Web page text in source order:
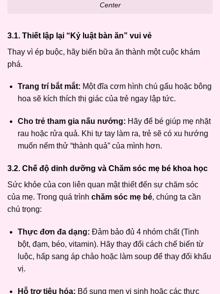
Center
3.1. Thiết lập lại “Kỷ luật bàn ăn” vui vẻ
Thay vì ép buộc, hãy biến bữa ăn thành một cuộc khám
phá.
Trang trí bắt mắt: Một đĩa cơm hình chú gấu hoặc bông
hoa sẽ kích thích thị giác của trẻ ngay lập tức.
Cho trẻ tham gia nấu nướng: Hãy để bé giúp mẹ nhặt
rau hoặc rửa quả. Khi tự tay làm ra, trẻ sẽ có xu hướng
muốn nếm thử “thành quả” của mình hơn.
3.2. Chế độ dinh dưỡng và Chăm sóc mẹ bé khoa học
Sức khỏe của con liên quan mật thiết đến sự chăm sóc
của mẹ. Trong quá trình chăm sóc mẹ bé, chúng ta cần
chú trọng:
Thực đơn đa dạng: Đảm bảo đủ 4 nhóm chất (Tinh
bột, đạm, béo, vitamin). Hãy thay đổi cách chế biến từ
luộc, hấp sang áp chảo hoặc làm soup để thay đổi khẩu
vị.
Hỗ trợ tiêu hóa: Bổ sung men vi sinh hoặc các thực